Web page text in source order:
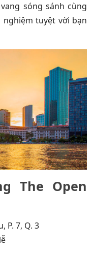
sóng sánh cùng
tuyệt vời bạn
The Open
P. 7, Q. 3